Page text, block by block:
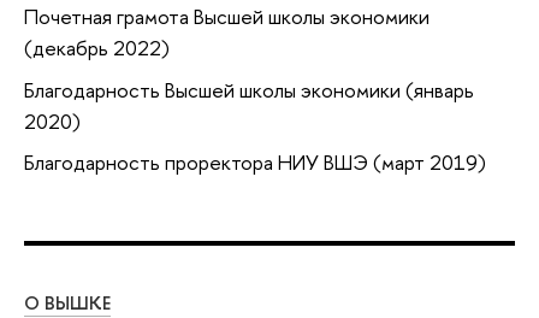
Почетная грамота Высшей школы экономики
(декабрь 2022)
Благодарность Высшей школы экономики (январь
2020)
Благодарность проректора НИУ ВШЭ (март 2019)
О ВЫШКЕ